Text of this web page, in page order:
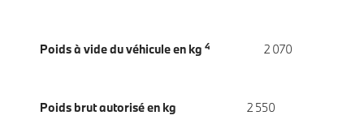
Poids à vide du véhicule en kg 4 2 070
Poids brut autorisé en kg 2 550